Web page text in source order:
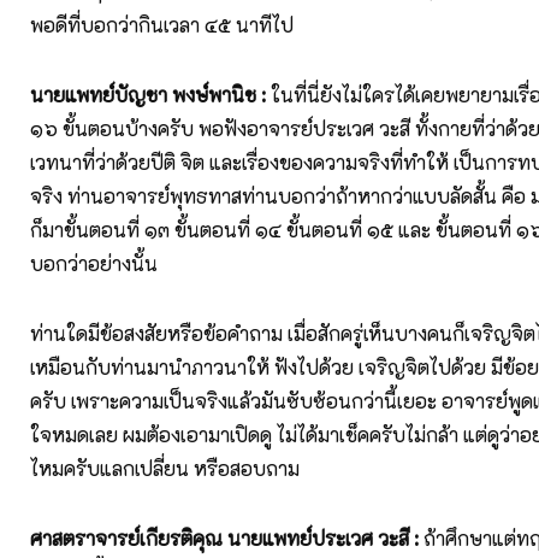
พอดีที่บอกว่ากินเวลา ๔๕ นาทีไป
นายแพทย์บัญชา พงษ์พานิช :ในที่นี่ยังไม่ใครได้เคยพยายามเ
๑๖ ขั้นตอนบ้างครับ พอฟังอาจารย์ประเวศ วะสี ทั้งกายที่ว่าด้ว
เวทนาที่ว่าด้วยปีติ จิต และเรื่องของความจริงที่ทำให้ เป็นการท
จริง ท่านอาจารย์พุทธทาสท่านบอกว่าถ้าหากว่าแบบลัดสั้น คือ
ก็มาขั้นตอนที่ ๑๓ ขั้นตอนที่ ๑๔ ขั้นตอนที่ ๑๕ และ ขั้นตอนที่ ๑๖
บอกว่าอย่างนั้น
ท่านใดมีข้อสงสัยหรือข้อคำถาม เมื่อสักครู่เห็นบางคนก็เจริญจิ
เหมือนกับท่านมานำภาวนาให้ ฟังไปด้วย เจริญจิตไปด้วย มีข้อ
ครับ เพราะความเป็นจริงแล้วมันซับซ้อนกว่านี้เยอะ อาจารย์พู
ใจหมดเลย ผมต้องเอามาเปิดดู ไม่ได้มาเช็คครับไม่กล้า แต่ดูว่าอ
ไหมครับแลกเปลี่ยน หรือสอบถาม
ศาสตราจารย์เกียรติคุณ นายแพทย์ประเวศ วะสี :ถ้าศึกษาแต่ท